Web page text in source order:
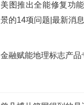
美图推出全能修复功
景的14项问题|最新消息
金融赋能地理标志产品